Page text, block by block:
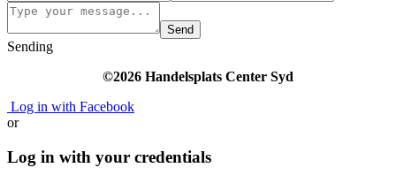
Send
Sending
©2026 Handelsplats Center Syd
Log in with Facebook
or
Log in with your credentials